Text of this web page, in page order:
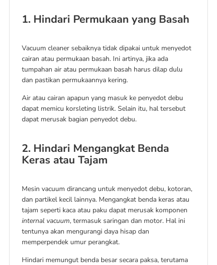
1. Hindari Permukaan yang Basah
Vacuum cleaner sebaiknya tidak dipakai untuk menyedot
cairan atau permukaan basah. Ini artinya, jika ada
tumpahan air atau permukaan basah harus dilap dulu
dan pastikan permukaannya kering.
Air atau cairan apapun yang masuk ke penyedot debu
dapat memicu korsleting listrik. Selain itu, hal tersebut
dapat merusak bagian penyedot debu.
2. Hindari Mengangkat Benda
Keras atau Tajam
Mesin vacuum dirancang untuk menyedot debu, kotoran,
dan partikel kecil lainnya. Mengangkat benda keras atau
tajam seperti kaca atau paku dapat merusak komponen
internal vacuum, termasuk saringan dan motor. Hal ini
tentunya akan mengurangi daya hisap dan
memperpendek umur perangkat.
Hindari memungut benda besar secara paksa, terutama